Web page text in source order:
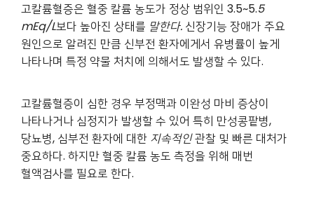
고칼륨혈증은 혈중 칼륨 농도가 정상 범위인 3.5~5.5
mEq/L보다 높아진 상태를 말한다. 신장기능 장애가 주요
원인으로 알려진 만큼 신부전 환자에게서 유병률이 높게
나타나며 특정 약물 처치에 의해서도 발생할 수 있다.
고칼륨혈증이 심한 경우 부정맥과 이완성 마비 증상이
나타나거나 심정지가 발생할 수 있어 특히 만성콩팥병,
당뇨병, 심부전 환자에 대한 지속적인관찰 및 빠른 대처가
중요하다. 하지만 혈중 칼륨 농도 측정을 위해 매번
혈액검사를 필요로 한다.